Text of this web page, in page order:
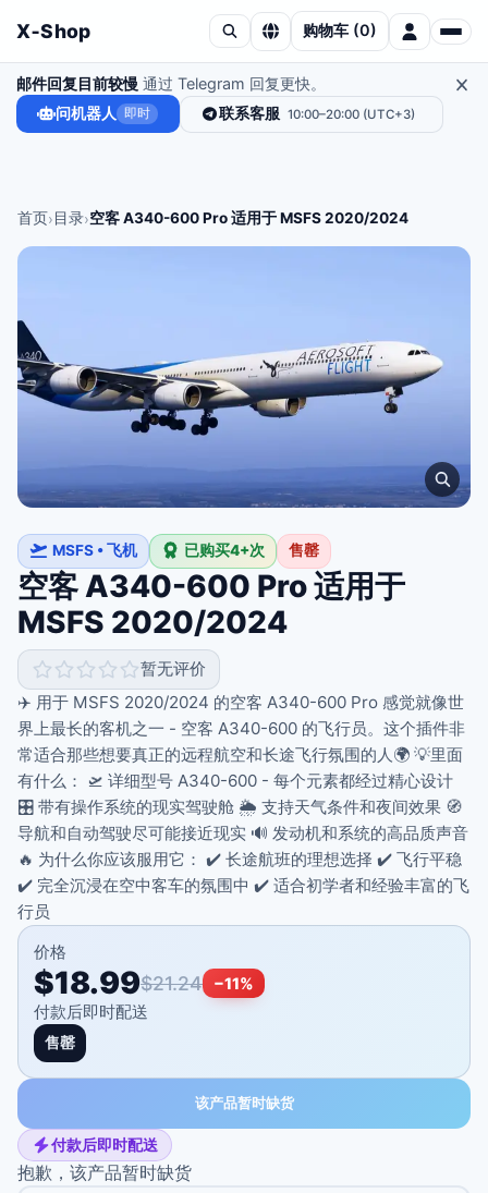
X‑Shop 购物车 (0)
邮件回复目前较慢 通过 Telegram 回复更快。
问机器人 即时 联系客服 10:00–20:00 (UTC+3)
首页›目录›空客 A340-600 Pro 适用于 MSFS 2020/2024
MSFS • 飞机 已购买4+次 售罄
空客 A340-600 Pro 适用于
MSFS 2020/2024
暂无评价
✈️ 用于 MSFS 2020/2024 的空客 A340-600 Pro 感觉就像世
界上最长的客机之一 - 空客 A340-600 的飞行员。这个插件非
常适合那些想要真正的远程航空和长途飞行氛围的人🌍 💡里面
有什么： 🛫 详细型号 A340-600 - 每个元素都经过精心设计
🎛️ 带有操作系统的现实驾驶舱 🌦️ 支持天气条件和夜间效果 🧭
导航和自动驾驶尽可能接近现实 🔊 发动机和系统的高品质声音
🔥 为什么你应该服用它： ✔️ 长途航班的理想选择 ✔️ 飞行平稳
✔️ 完全沉浸在空中客车的氛围中 ✔️ 适合初学者和经验丰富的飞
行员
价格
$18.99$21.24 −11%
付款后即时配送
售罄
该产品暂时缺货
付款后即时配送
抱歉，该产品暂时缺货